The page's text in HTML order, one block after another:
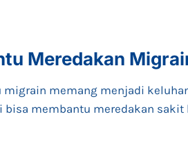
Meredakan
migrain memang menjadi
bisa membantu meredakan